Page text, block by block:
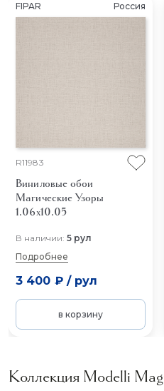
FIPAR Россия
R11983
Виниловые обои
Магические Узоры
1.06x10.05
В наличии: 5 рул
Подробнее
3 400 ₽/ рул
в корзину
Коллекция Modelli